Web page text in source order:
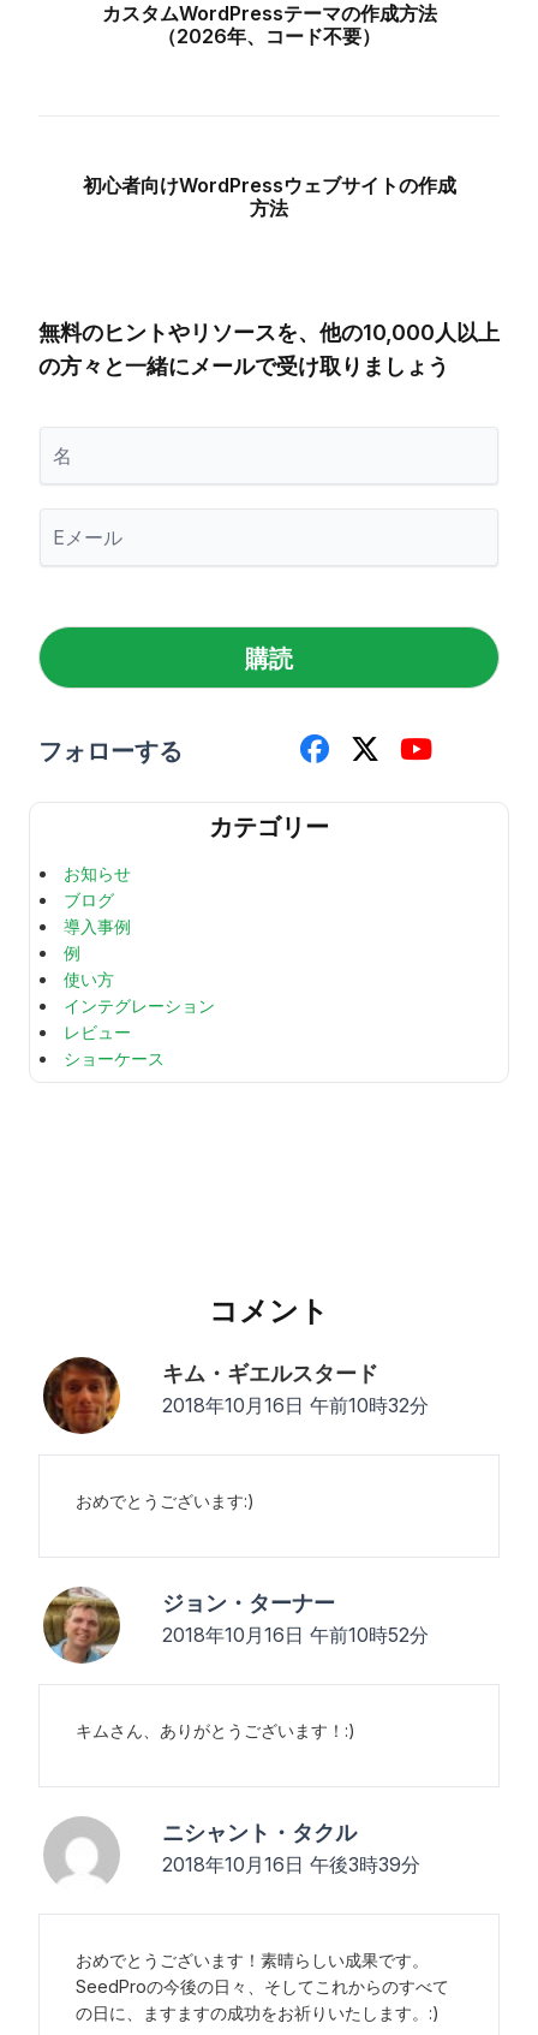
カスタムWordPressテーマの作成方法
（2026年、コード不要）
初心者向けWordPressウェブサイトの作成
方法
無料のヒントやリソースを、他の10,000人以上
の方々と一緒にメールで受け取りましょう
ー
ル
購読
フォローする
カテゴリー
お知らせ
ブログ
導入事例
例
使い方
インテグレーション
レビュー
ショーケース
コメント
キム・ギエルスタード
2018年10月16日 午前10時32分
おめでとうございます:)
ジョン・ターナー
2018年10月16日 午前10時52分
キムさん、ありがとうございます！:)
ニシャント・タクル
2018年10月16日 午後3時39分
おめでとうございます！素晴らしい成果です。
SeedProの今後の日々、そしてこれからのすべて
の日に、ますますの成功をお祈りいたします。:)